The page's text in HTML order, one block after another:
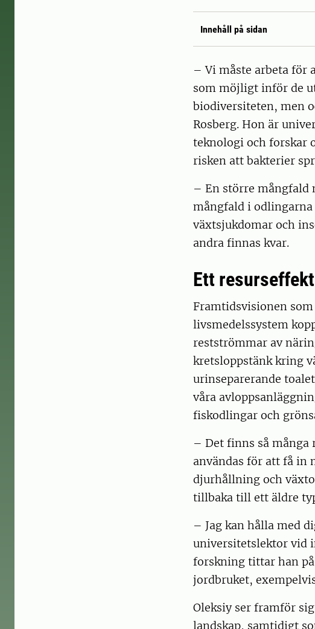
Innehåll på sidan
– Vi måste arbeta för
som möjligt inför de
biodiversiteten, men
Rosberg. Hon är
teknologi och forskar
risken att bakterier
– En större mångfald
mångfald i
växtsjukdomar och
andra finnas kvar.
Ett
Framtidsvisionen
livsmedelssystem
restströmmar av
kretsloppstänk kring
urinseparerande
våra
fiskodlingar och
– Det finns så många
användas för att få in
djurhållning och
tillbaka till ett äldre
– Jag kan hålla med
universitetslektor vid
forskning tittar han
jordbruket,
Oleksiy ser framför
landskap, samtidigt